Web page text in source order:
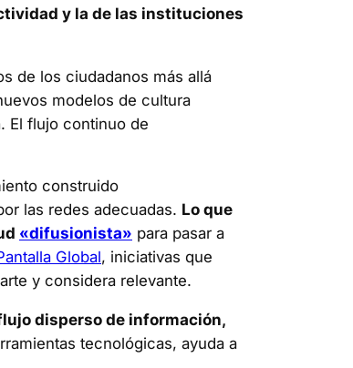
y la de las instituciones
de los ciudadanos más allá
modelos de cultura
El flujo continuo de
construido
las redes adecuadas. Lo que
«difusionista» para pasar a
Global, iniciativas que
y considera relevante.
disperso de información,
tecnológicas, ayuda a